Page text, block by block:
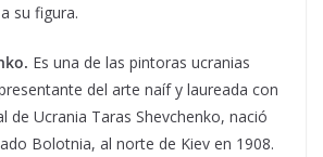
su figura.
Es una de las pintoras ucranias
del arte naíf y laureada con
de Ucrania Taras Shevchenko, nació
Bolotnia, al norte de Kiev en 1908.